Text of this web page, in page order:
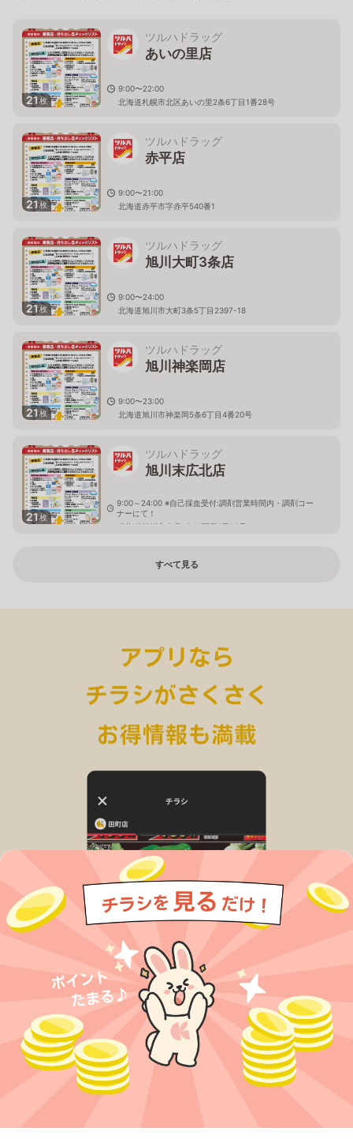
21枚
ツルハドラッグ
あいの里店
9:00〜22:00
北海道札幌市北区あいの里2条6丁目1番28号
21枚
ツルハドラッグ
赤平店
9:00〜21:00
北海道赤平市字赤平540番1
21枚
ツルハドラッグ
旭川大町3条店
9:00〜24:00
北海道旭川市大町3条5丁目2397-18
21枚
ツルハドラッグ
旭川神楽岡店
9:00〜23:00
北海道旭川市神楽岡5条6丁目4番20号
21枚
ツルハドラッグ
旭川末広北店
9:00～24:00 ※自己採血受付:調剤営業時間内・調剤コー
ナーにて！
北海道旭川市末広1条10丁目1番20号
すべて見る